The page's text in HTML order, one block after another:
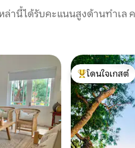
ล่านี้ได้รับคะแนนสูงด้านทำเล
โดนใจเกสต์ที่สุ
โดนใจเกสต์